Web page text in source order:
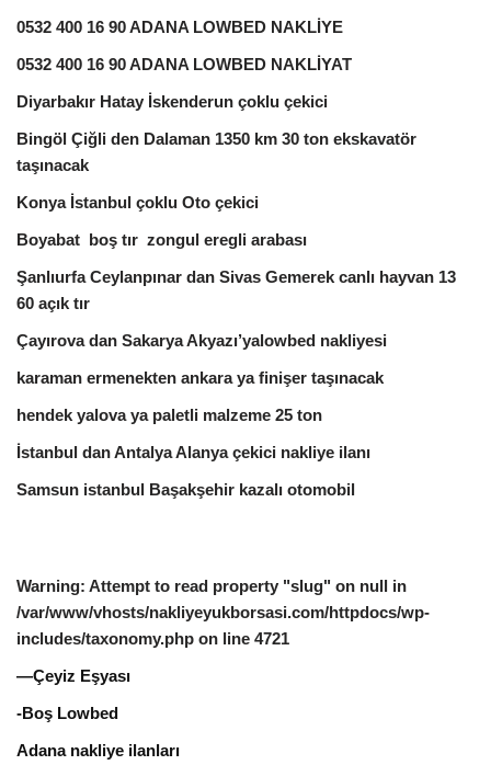
0532 400 16 90 ADANA LOWBED NAKLİYE
0532 400 16 90 ADANA LOWBED NAKLİYAT
Diyarbakır Hatay İskenderun çoklu çekici
Bingöl Çiğli den Dalaman 1350 km 30 ton ekskavatör
taşınacak
Konya İstanbul çoklu Oto çekici
Boyabat boş tır zongul eregli arabası
Şanlıurfa Ceylanpınar dan Sivas Gemerek canlı hayvan 13
60 açık tır
Çayırova dan Sakarya Akyazı’yalowbed nakliyesi
karaman ermenekten ankara ya finişer taşınacak
hendek yalova ya paletli malzeme 25 ton
İstanbul dan Antalya Alanya çekici nakliye ilanı
Samsun istanbul Başakşehir kazalı otomobil
Warning: Attempt to read property "slug" on null in
/var/www/vhosts/nakliyeyukborsasi.com/httpdocs/wp-
includes/taxonomy.php on line 4721
—Çeyiz Eşyası
-Boş Lowbed
Adana nakliye ilanları